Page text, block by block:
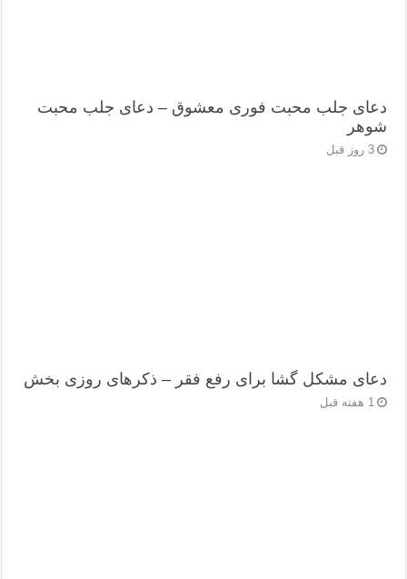
دعای جلب محبت فوری معشوق – دعای جلب محبت
شوهر
3 روز قبل
دعای مشکل گشا برای رفع فقر – ذکرهای روزی‌ بخش
1 هفته قبل